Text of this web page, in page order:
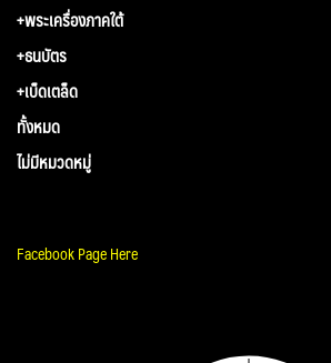
+พระเครื่องภาคใต้
+ธนบัตร
+เบ็ดเตล็ด
ทั้งหมด
ไม่มีหมวดหมู่
Facebook Page Here